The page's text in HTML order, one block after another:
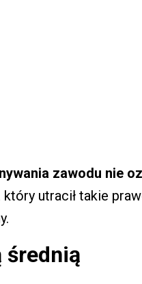
zawodu nie
który utracił takie
średnią